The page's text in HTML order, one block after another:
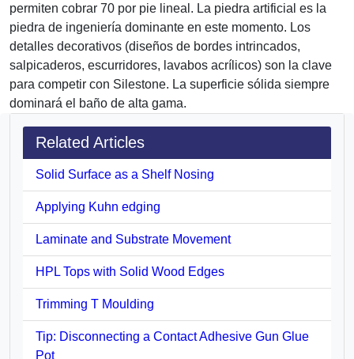
permiten cobrar 70 por pie lineal. La piedra artificial es la
piedra de ingeniería dominante en este momento. Los
detalles decorativos (diseños de bordes intrincados,
salpicaderos, escurridores, lavabos acrílicos) son la clave
para competir con Silestone. La superficie sólida siempre
dominará el baño de alta gama.
Related Articles
Solid Surface as a Shelf Nosing
Applying Kuhn edging
Laminate and Substrate Movement
HPL Tops with Solid Wood Edges
Trimming T Moulding
Tip: Disconnecting a Contact Adhesive Gun Glue
Pot